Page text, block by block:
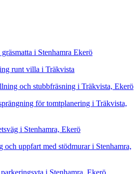
i Stenhamra Ekerö
runt villa i Träkvista
och stubbfräsning i Träkvista, Ekerö
för tomtplanering i Träkvista,
i Stenhamra, Ekerö
och uppfart med stödmurar i Stenhamra,